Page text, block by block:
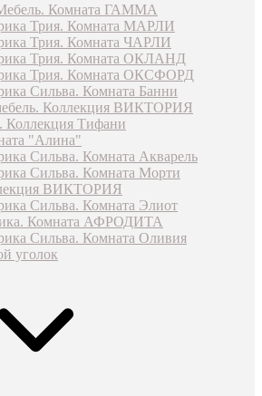
Комната ГАММА
Трия. Комната МАРЛИ
Трия. Комната ЧАРЛИ
Трия. Комната ОКЛАНД
Трия. Комната ОКСФОРД
Сильва. Комната Банни
Коллекция ВИКТОРИЯ
Коллекция Тифани
"Алина"
Сильва. Комната Акварель
Сильва. Комната Морти
ВИКТОРИЯ
Сильва. Комната Элиот
Комната АФРОДИТА
Сильва. Комната Оливия
уголок